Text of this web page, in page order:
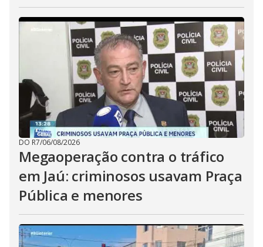
DO R7/06/08/2026
Megaoperação contra o tráfico
em Jaú: criminosos usavam Praça
Pública e menores